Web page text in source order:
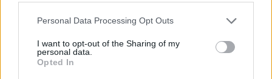
Personal Data Processing Opt Outs
I want to opt-out of the Sharing of my
personal data.
Opted In
25:20 Ecco la lista dei successori di Draghi
secondo ilDomani.